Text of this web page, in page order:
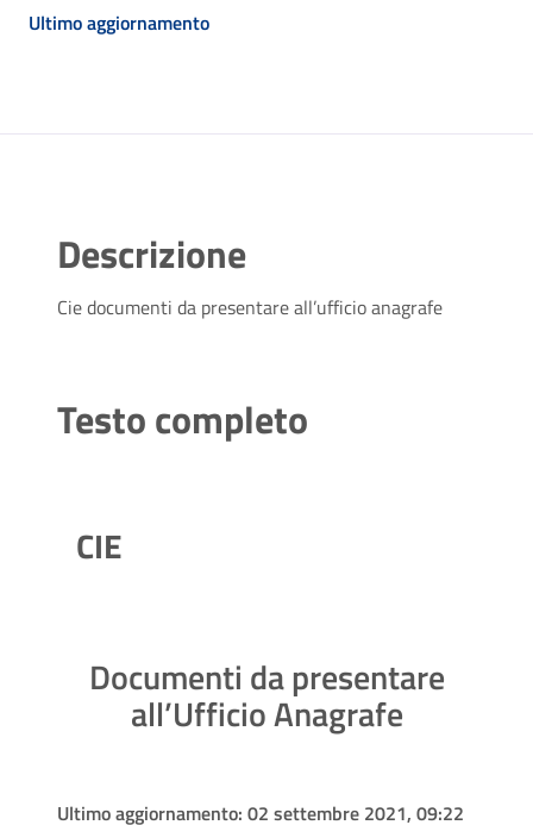
Ultimo aggiornamento
Descrizione
Cie documenti da presentare all’ufficio anagrafe
Testo completo
CIE
Documenti da presentare
all’Ufficio Anagrafe
Ultimo aggiornamento: 02 settembre 2021, 09:22